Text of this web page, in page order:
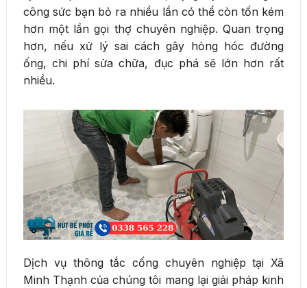
công sức bạn bỏ ra nhiều lần có thể còn tốn kém
hơn một lần gọi thợ chuyên nghiệp. Quan trọng
hơn, nếu xử lý sai cách gây hỏng hóc đường
ống, chi phí sửa chữa, đục phá sẽ lớn hơn rất
nhiều.
Dịch vụ thông tắc cống chuyên nghiệp tại Xã
Minh Thạnh của chúng tôi mang lại giải pháp kinh